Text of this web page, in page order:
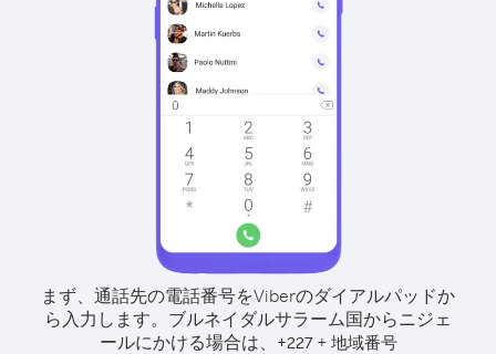
まず、通話先の電話番号をViberのダイアルパッドか
ら入力します。 ブルネイダルサラーム国からニジェ
ールにかける場合は、
+227+ 地域番号